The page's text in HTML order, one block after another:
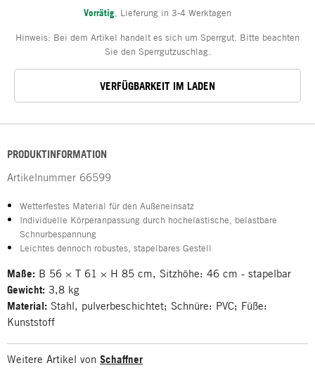
Vorrätig Lieferung in 3-4 Werktagen
Hinweis: Bei dem Artikel handelt es sich um Sperrgut. Bitte beachten
Sie den Sperrgutzuschlag.
VERFÜGBARKEIT IM LADEN
PRODUKTINFORMATION
Artikelnummer 66599
Wetterfestes Material für den Außeneinsatz
Individuelle Körperanpassung durch hochelastische, belastbare
Schnurbespannung
Leichtes dennoch robustes, stapelbares Gestell
Maße: B 56 × T 61 × H 85 cm, Sitzhöhe: 46 cm - stapelbar
Gewicht: 3,8 kg
Material: Stahl, pulverbeschichtet; Schnüre: PVC; Füße:
Kunststoff
Weitere Artikel von Schaffner